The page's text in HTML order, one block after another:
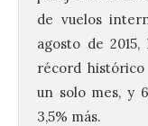
de vuelos
agosto de
récord
un solo mes, y
3,5% más.